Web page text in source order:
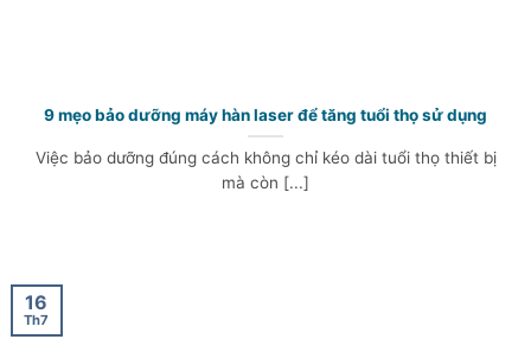
9 mẹo bảo dưỡng máy hàn laser để tăng tuổi thọ sử dụng
Việc bảo dưỡng đúng cách không chỉ kéo dài tuổi thọ thiết bị
mà còn [...]
16
Th7